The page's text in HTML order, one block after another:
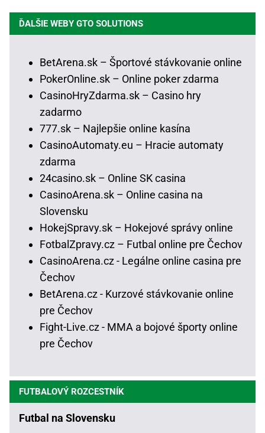
ĎALŠIE WEBY GTO SOLUTIONS
BetArena.sk – Športové stávkovanie online
PokerOnline.sk – Online poker zdarma
CasinoHryZdarma.sk – Casino hry
zadarmo
777.sk – Najlepšie online kasína
CasinoAutomaty.eu – Hracie automaty
zdarma
24casino.sk – Online SK casina
CasinoArena.sk – Online casina na
Slovensku
HokejSpravy.sk – Hokejové správy online
FotbalZpravy.cz – Futbal online pre Čechov
CasinoArena.cz - Legálne online casina pre
Čechov
BetArena.cz - Kurzové stávkovanie online
pre Čechov
Fight-Live.cz - MMA a bojové športy online
pre Čechov
FUTBALOVÝ ROZCESTNÍK
Futbal na Slovensku